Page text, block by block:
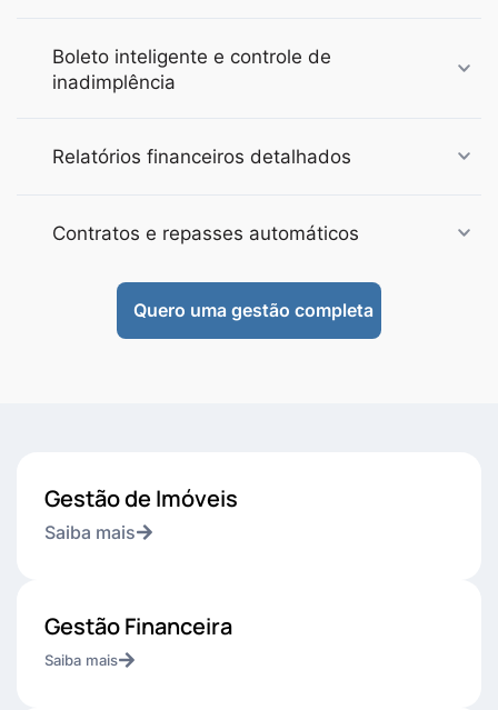
Boleto inteligente e controle de
inadimplência
Relatórios financeiros detalhados
Contratos e repasses automáticos
Quero uma gestão completa
Gestão de Imóveis
Saiba mais
Gestão Financeira
Saiba mais